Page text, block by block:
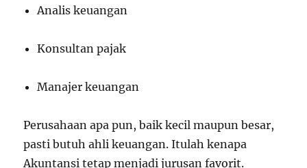
Analis keuangan
Konsultan pajak
Manajer keuangan
Perusahaan apa pun, baik kecil maupun besar,
pasti butuh ahli keuangan. Itulah kenapa
Akuntansi tetap menjadi jurusan favorit.